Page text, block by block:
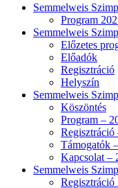
Semmelweis
Program
Semmelweis
Előzetes
Előadók
Regisztráció
Helyszín
Semmelweis
Köszöntés
Program –
Regisztráció
Támogatók
Kapcsolat –
Semmelweis
Regisztráció